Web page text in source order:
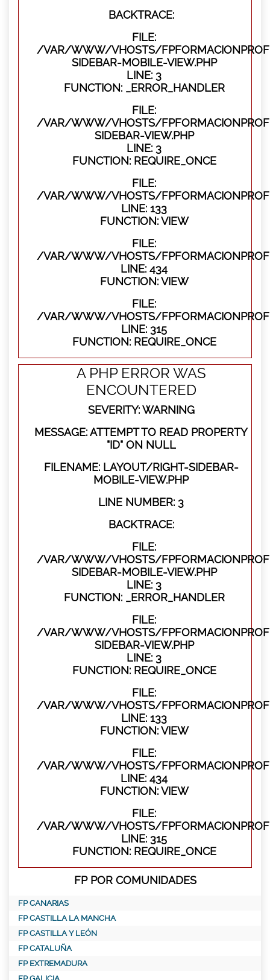
BACKTRACE:
FILE:
/VAR/WWW/VHOSTS/
SIDEBAR-MOBILE-VIEW.PHP
LINE: 3
FUNCTION: _ERROR_HANDLER
FILE:
/VAR/WWW/VHOSTS/
SIDEBAR-VIEW.PHP
LINE: 3
FUNCTION: REQUIRE_ONCE
FILE:
/VAR/WWW/VHOSTS/
LINE: 133
FUNCTION: VIEW
FILE:
/VAR/WWW/VHOSTS/
LINE: 434
FUNCTION: VIEW
FILE:
/VAR/WWW/VHOSTS/
LINE: 315
FUNCTION: REQUIRE_ONCE
A PHP ERROR WAS
ENCOUNTERED
SEVERITY: WARNING
MESSAGE: ATTEMPT TO READ PROPERTY
"ID" ON NULL
FILENAME: LAYOUT/RIGHT-SIDEBAR-
MOBILE-VIEW.PHP
LINE NUMBER: 3
BACKTRACE:
FILE:
/VAR/WWW/VHOSTS/
SIDEBAR-MOBILE-VIEW.PHP
LINE: 3
FUNCTION: _ERROR_HANDLER
FILE:
/VAR/WWW/VHOSTS/
SIDEBAR-VIEW.PHP
LINE: 3
FUNCTION: REQUIRE_ONCE
FILE:
/VAR/WWW/VHOSTS/
LINE: 133
FUNCTION: VIEW
FILE:
/VAR/WWW/VHOSTS/
LINE: 434
FUNCTION: VIEW
FILE:
/VAR/WWW/VHOSTS/
LINE: 315
FUNCTION: REQUIRE_ONCE
FP POR COMUNIDADES
FP CANARIAS
FP CASTILLA LA MANCHA
FP CASTILLA Y LEÓN
FP CATALUÑA
FP EXTREMADURA